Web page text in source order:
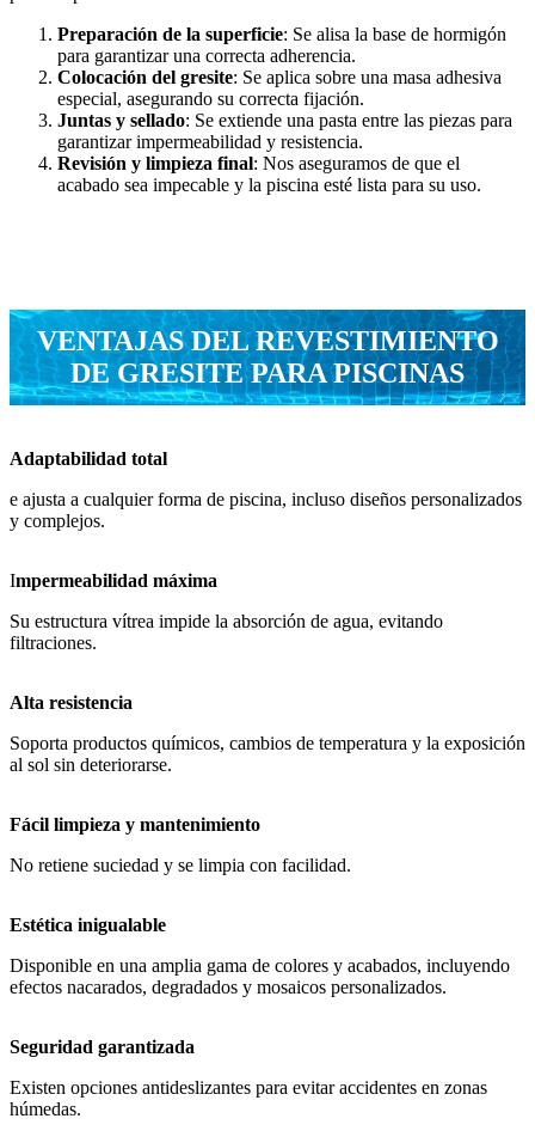
Preparación de la superficie: Se alisa la base de hormigón
para garantizar una correcta adherencia.
Colocación del gresite: Se aplica sobre una masa adhesiva
especial, asegurando su correcta fijación.
Juntas y sellado: Se extiende una pasta entre las piezas para
garantizar impermeabilidad y resistencia.
Revisión y limpieza final: Nos aseguramos de que el
acabado sea impecable y la piscina esté lista para su uso.
VENTAJAS DEL REVESTIMIENTO
DE GRESITE PARA PISCINAS
Adaptabilidad total
e ajusta a cualquier forma de piscina, incluso diseños personalizados
y complejos.
Impermeabilidad máxima
Su estructura vítrea impide la absorción de agua, evitando
filtraciones.
Alta resistencia
Soporta productos químicos, cambios de temperatura y la exposición
al sol sin deteriorarse.
Fácil limpieza y mantenimiento
No retiene suciedad y se limpia con facilidad.
Estética inigualable
Disponible en una amplia gama de colores y acabados, incluyendo
efectos nacarados, degradados y mosaicos personalizados.
Seguridad garantizada
Existen opciones antideslizantes para evitar accidentes en zonas
húmedas.